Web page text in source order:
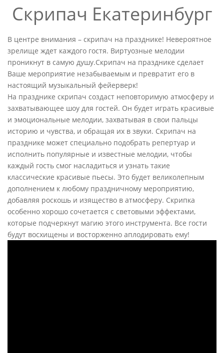
Скрипач Екатеринбург
В центре внимания – скрипач на празднике! Невероятное
зрелище ждет каждого гостя. Виртуозные мелодии
проникнут в самую душу.Скрипач на празднике сделает
Ваше мероприятие незабываемым и превратит его в
настоящий музыкальный фейерверк!
На празднике скрипач создаст неповторимую атмосферу и
захватывающее шоу для гостей. Он будет играть красивые
и эмоциональные мелодии, захватывая в свои пальцы
историю и чувства, и обращая их в звуки. Скрипач на
празднике может специально подобрать репертуар и
исполнить популярные и известные мелодии, чтобы
каждый гость смог насладиться и узнать такие
классические красивые пьесы. Это будет великолепным
дополнением к любому праздничному мероприятию,
добавляя роскошь и изящество в атмосферу. Скрипка
особенно хорошо сочетается с световыми эффектами,
которые подчеркнут магию этого инструмента. Все гости
будут восхищены и восторженно аплодировать ему!